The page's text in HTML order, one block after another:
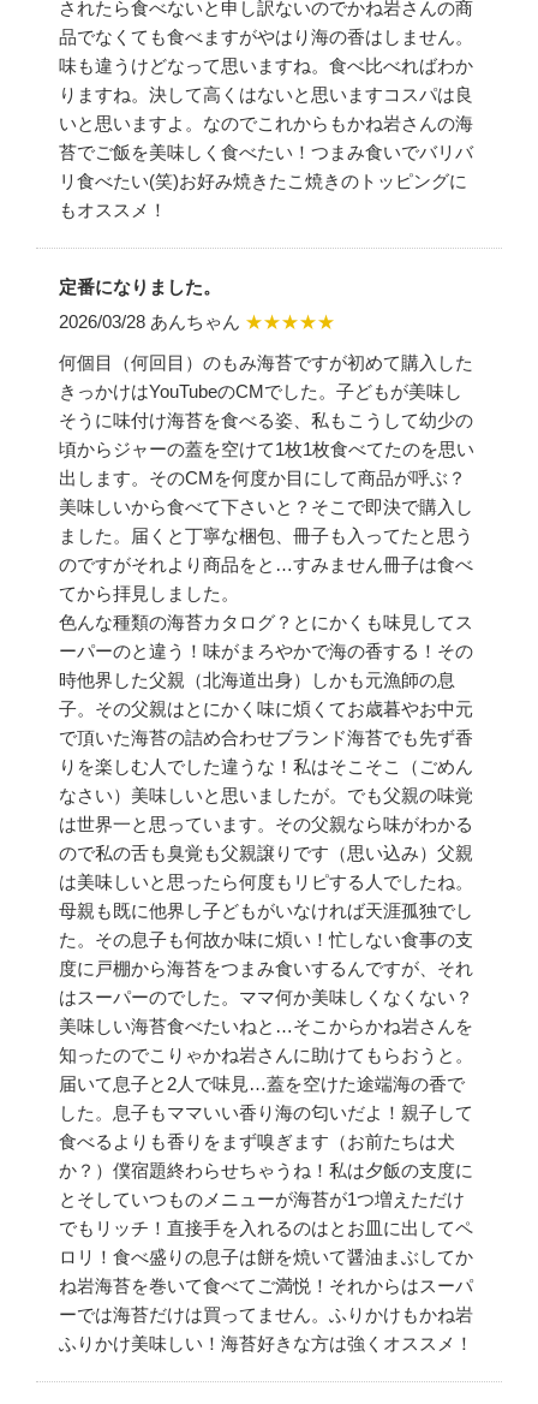
されたら食べないと申し訳ないのでかね岩さんの商
品でなくても食べますがやはり海の香はしません。
味も違うけどなって思いますね。食べ比べればわか
りますね。決して高くはないと思いますコスパは良
いと思いますよ。なのでこれからもかね岩さんの海
苔でご飯を美味しく食べたい！つまみ食いでバリバ
リ食べたい(笑)お好み焼きたこ焼きのトッピングに
もオススメ！
定番になりました。
2026/03/28 あんちゃん ★★★★★
何個目（何回目）のもみ海苔ですが初めて購入した
きっかけはYouTubeのCMでした。子どもが美味し
そうに味付け海苔を食べる姿、私もこうして幼少の
頃からジャーの蓋を空けて1枚1枚食べてたのを思い
出します。そのCMを何度か目にして商品が呼ぶ？
美味しいから食べて下さいと？そこで即決で購入し
ました。届くと丁寧な梱包、冊子も入ってたと思う
のですがそれより商品をと…すみません冊子は食べ
てから拝見しました。
色んな種類の海苔カタログ？とにかくも味見してス
ーパーのと違う！味がまろやかで海の香する！その
時他界した父親（北海道出身）しかも元漁師の息
子。その父親はとにかく味に煩くてお歳暮やお中元
で頂いた海苔の詰め合わせブランド海苔でも先ず香
りを楽しむ人でした違うな！私はそこそこ（ごめん
なさい）美味しいと思いましたが。でも父親の味覚
は世界一と思っています。その父親なら味がわかる
ので私の舌も臭覚も父親譲りです（思い込み）父親
は美味しいと思ったら何度もリピする人でしたね。
母親も既に他界し子どもがいなければ天涯孤独でし
た。その息子も何故か味に煩い！忙しない食事の支
度に戸棚から海苔をつまみ食いするんですが、それ
はスーパーのでした。ママ何か美味しくなくない？
美味しい海苔食べたいねと…そこからかね岩さんを
知ったのでこりゃかね岩さんに助けてもらおうと。
届いて息子と2人で味見…蓋を空けた途端海の香で
した。息子もママいい香り海の匂いだよ！親子して
食べるよりも香りをまず嗅ぎます（お前たちは犬
か？）僕宿題終わらせちゃうね！私は夕飯の支度に
とそしていつものメニューが海苔が1つ増えただけ
でもリッチ！直接手を入れるのはとお皿に出してペ
ロリ！食べ盛りの息子は餅を焼いて醤油まぶしてか
ね岩海苔を巻いて食べてご満悦！それからはスーパ
ーでは海苔だけは買ってません。ふりかけもかね岩
ふりかけ美味しい！海苔好きな方は強くオススメ！